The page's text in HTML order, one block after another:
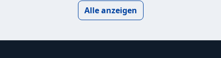
Alle anzeigen